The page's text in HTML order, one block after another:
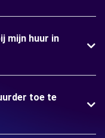
mijn huur in
toe te